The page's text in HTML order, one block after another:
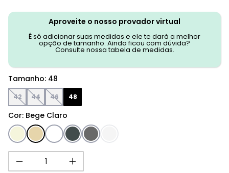
Aproveite o nosso provador virtual
É só adicionar suas medidas e ele te dará a melhor
opção de tamanho. Ainda ficou com dúvida?
Consulte nossa tabela de medidas.
Cor: Bege Claro
Tamanho: 48
42 44 46 48